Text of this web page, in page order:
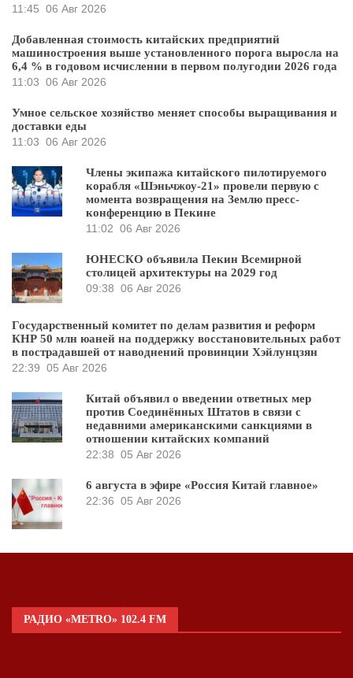
11:45 06 Авг 2026
Добавленная стоимость китайских предприятий
машиностроения выше установленного порога выросла на
6,4 % в годовом исчислении в первом полугодии 2026 года
11:03 06 Авг 2026
Умное сельское хозяйство меняет способы выращивания и
доставки еды
11:03 06 Авг 2026
Члены экипажа китайского пилотируемого
корабля «Шэньчжоу-21» провели первую с
момента возвращения на Землю пресс-
конференцию в Пекине
11:02 06 Авг 2026
ЮНЕСКО объявила Пекин Всемирной
столицей архитектуры на 2029 год
09:38 06 Авг 2026
Государственный комитет по делам развития и реформ
КНР 50 млн юаней на поддержку восстановительных работ
в пострадавшей от наводнений провинции Хэйлунцзян
22:39 05 Авг 2026
Китай объявил о введении ответных мер
против Соединённых Штатов в связи с
недавними американскими санкциями в
отношении китайских компаний
22:38 05 Авг 2026
6 августа в эфире «Россия Китай главное»
22:36 05 Авг 2026
РАДИО «METRO» 102.4 FM